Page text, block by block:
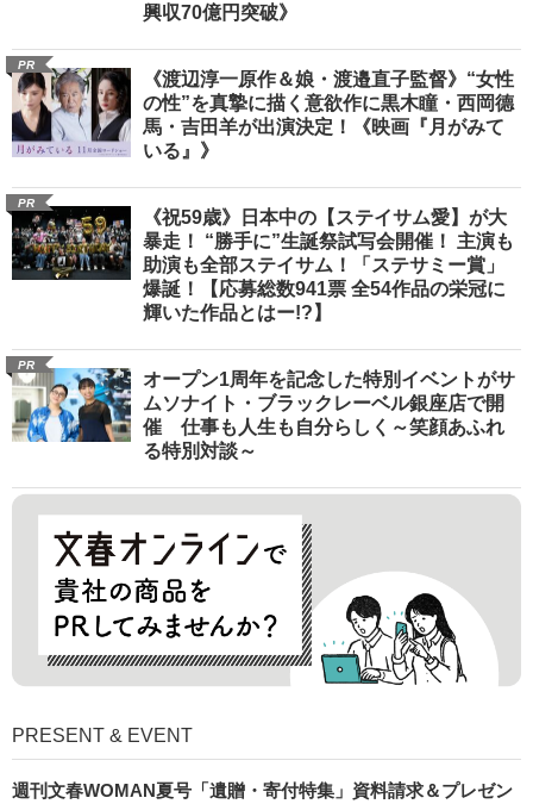
興収70億円突破》
PR
《渡辺淳一原作＆娘・渡邉直子監督》“女性
の性”を真摯に描く意欲作に黒木瞳・西岡德
馬・吉田羊が出演決定！《映画『月がみて
いる』》
PR
《祝59歳》日本中の【ステイサム愛】が大
暴走！ “勝手に”生誕祭試写会開催！ 主演も
助演も全部ステイサム！「ステサミー賞」
爆誕！【応募総数941票 全54作品の栄冠に
輝いた作品とはー!?】
PR
オープン1周年を記念した特別イベントがサ
ムソナイト・ブラックレーベル銀座店で開
催 仕事も人生も自分らしく～笑顔あふれ
る特別対談～
PRESENT & EVENT
週刊文春WOMAN夏号「遺贈・寄付特集」資料請求＆プレゼン